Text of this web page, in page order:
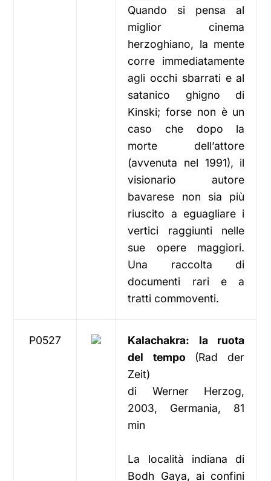
Quando si pensa al
miglior cinema
herzoghiano, la mente
corre immediatamente
agli occhi sbarrati e al
satanico ghigno di
Kinski; forse non è un
caso che dopo la
morte dell’attore
(avvenuta nel 1991), il
visionario autore
bavarese non sia più
riuscito a eguagliare i
vertici raggiunti nelle
sue opere maggiori.
Una raccolta di
documenti rari e a
tratti commoventi.
P0527
Kalachakra: la ruota
del tempo (Rad der
Zeit)
di Werner Herzog,
2003, Germania, 81
min
La località indiana di
Bodh Gaya, ai confini